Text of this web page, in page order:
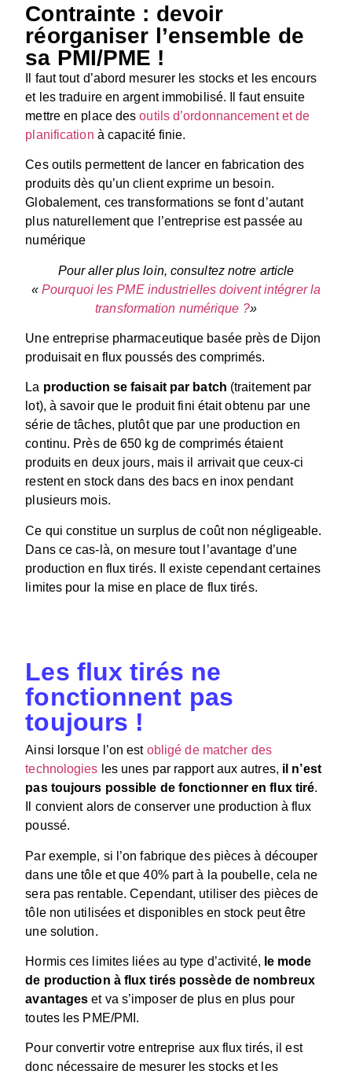
Contrainte : devoir
réorganiser l’ensemble de
sa PMI/PME !
Il faut tout d’abord mesurer les stocks et les encours
et les traduire en argent immobilisé. Il faut ensuite
mettre en place desoutils d’ordonnancement et de
planification à capacité finie.
Ces outils permettent de lancer en fabrication des
produits dès qu’un client exprime un besoin.
Globalement, ces transformations se font d’autant
plus naturellement que l’entreprise est passée au
numérique
Pour aller plus loin, consultez notre article
«Pourquoi les PME industrielles doivent intégrer la
transformation numérique ?»
Une entreprise pharmaceutique basée près de Dijon
produisait en flux poussés des comprimés.
La production se faisait par batch (traitement par
lot), à savoir que le produit fini était obtenu par une
série de tâches, plutôt que par une production en
continu. Près de 650 kg de comprimés étaient
produits en deux jours, mais il arrivait que ceux-ci
restent en stock dans des bacs en inox pendant
plusieurs mois.
Ce qui constitue un surplus de coût non négligeable.
Dans ce cas-là, on mesure tout l’avantage d’une
production en flux tirés.
Il existe cependant certaines
limites pour la mise en place de flux tirés.
Les flux tirés ne
fonctionnent pas
toujours !
Ainsi lorsque l’on est obligé de matcher des
technologies les unes par rapport aux autres, il n’est
pas toujours possible de fonctionner en flux tiré.
Il convient alors de conserver une production à flux
poussé.
Par exemple, si l’on fabrique des pièces à découper
dans une tôle et que 40% part à la poubelle, cela ne
sera pas rentable. Cependant, utiliser des pièces de
tôle non utilisées et disponibles en stock peut être
une solution.
Hormis ces limites liées au type d’activité, le mode
de production à flux tirés possède de nombreux
avantages et va s’imposer de plus en plus pour
toutes les PME/PMI.
Pour convertir votre entreprise aux flux tirés, il est
donc nécessaire de mesurer les stocks et les